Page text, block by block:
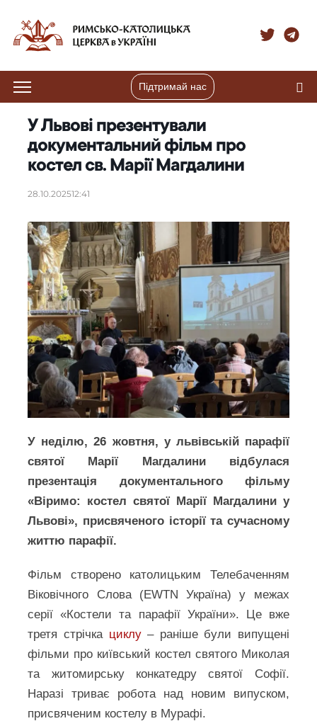
Підтримай нас
У Львові презентували
документальний фільм про
костел св. Марії Магдалини
28.10.202512:41
У неділю, 26 жовтня, у львівській парафії
святої Марії Магдалини відбулася
презентація документального фільму
«Віримо: костел святої Марії Магдалини у
Львові», присвяченого історії та сучасному
життю парафії.
Фільм створено католицьким Телебаченням
Віковічного Слова (EWTN Україна) у межах
серії «Костели та парафії України». Це вже
третя стрічка циклу– раніше були випущені
фільми про київський костел святого Миколая
та житомирську конкатедру святої Софії.
Наразі триває робота над новим випуском,
присвяченим костелу в Мурафі.